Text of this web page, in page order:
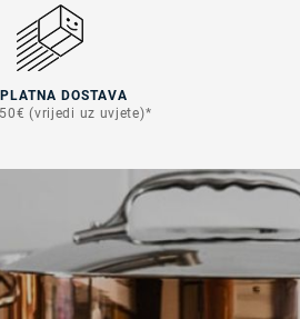
DOSTAVA
(vrijedi uz uvjete)*